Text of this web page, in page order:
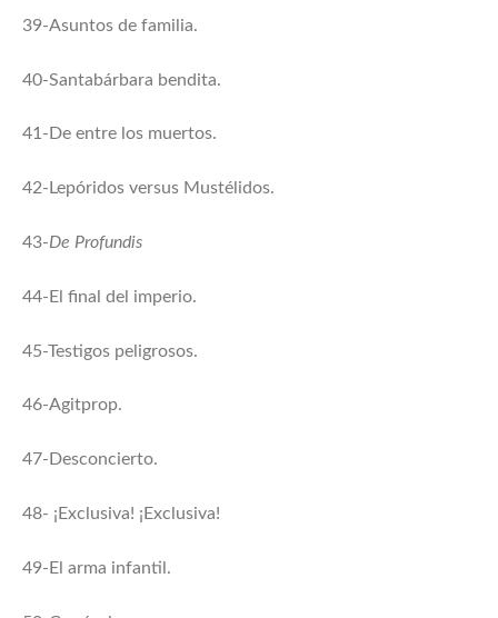
39-Asuntos de familia.
40-Santabárbara bendita.
41-De entre los muertos.
42-Lepóridos versus Mustélidos.
43-De Profundis
44-El final del imperio.
45-Testigos peligrosos.
46-Agitprop.
47-Desconcierto.
48- ¡Exclusiva! ¡Exclusiva!
49-El arma infantil.